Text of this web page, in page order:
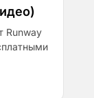
Runway